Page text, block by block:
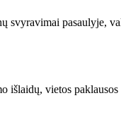
pasaulyje,
vietos